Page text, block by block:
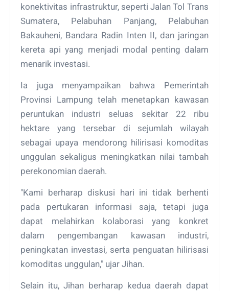
konektivitas infrastruktur, seperti Jalan Tol Trans
Sumatera, Pelabuhan Panjang, Pelabuhan
Bakauheni, Bandara Radin Inten II, dan jaringan
kereta api yang menjadi modal penting dalam
menarik investasi.
Ia juga menyampaikan bahwa Pemerintah
Provinsi Lampung telah menetapkan kawasan
peruntukan industri seluas sekitar 22 ribu
hektare yang tersebar di sejumlah wilayah
sebagai upaya mendorong hilirisasi komoditas
unggulan sekaligus meningkatkan nilai tambah
perekonomian daerah.
"Kami berharap diskusi hari ini tidak berhenti
pada pertukaran informasi saja, tetapi juga
dapat melahirkan kolaborasi yang konkret
dalam pengembangan kawasan industri,
peningkatan investasi, serta penguatan hilirisasi
komoditas unggulan," ujar Jihan.
Selain itu, Jihan berharap kedua daerah dapat